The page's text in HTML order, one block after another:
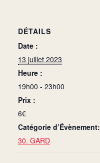
DÉTAILS
Date :
13 juillet 2023
Heure :
19h00 - 23h00
Prix :
6€
Catégorie d’Évènement:
30. GARD